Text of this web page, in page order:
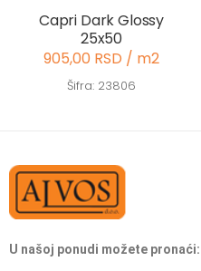
Capri Dark Glossy
25x50
905,00 RSD / m2
Šifra: 23806
U našoj ponudi možete pronaći: